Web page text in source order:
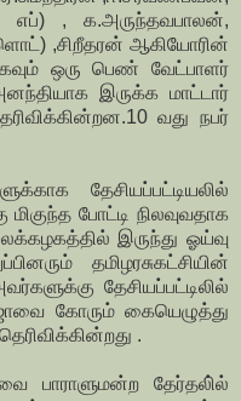
எப்) , க.அருந்தவபாலன்,
,சிறீதரன் ஆகியோரின்
ஒரு பெண் வேட்பாளர்
இருக்க மாட்டார்
வது நபர்
தேசியப்பட்டியலில்
மிகுந்த போட்டி நிலவுவதாக
இருந்து ஓய்வு
தமிழரசுகட்சியின்
தேசியப்பட்டிலில்
கோரும் கையெழுத்து
.
பாராளுமன்ற தேர்தலி்ல்